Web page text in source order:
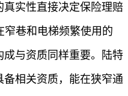
实性直接决定保险理赔
窄巷和电梯频繁使用的
与资质同样重要。陆特
相关资质，能在狭窄通